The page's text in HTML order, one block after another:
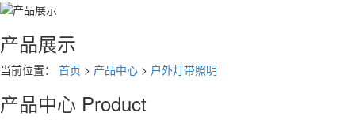
产品展示
当前位置： 首页 > 产品中心 > 户外灯带照明
产品中心 Product